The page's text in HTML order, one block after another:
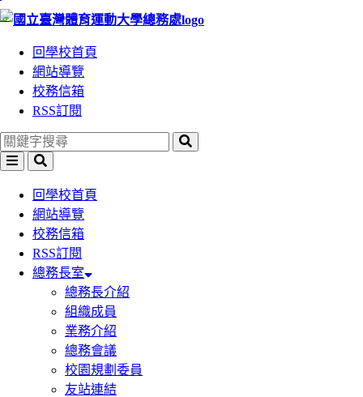
跳
區
塊
跳
區
塊
:::
回學校首頁
網站導覽
校務信箱
RSS訂閱
回學校首頁
網站導覽
校務信箱
RSS訂閱
總務長室
總務長介紹
組織成員
業務介紹
總務會議
校園規劃委員
友站連結